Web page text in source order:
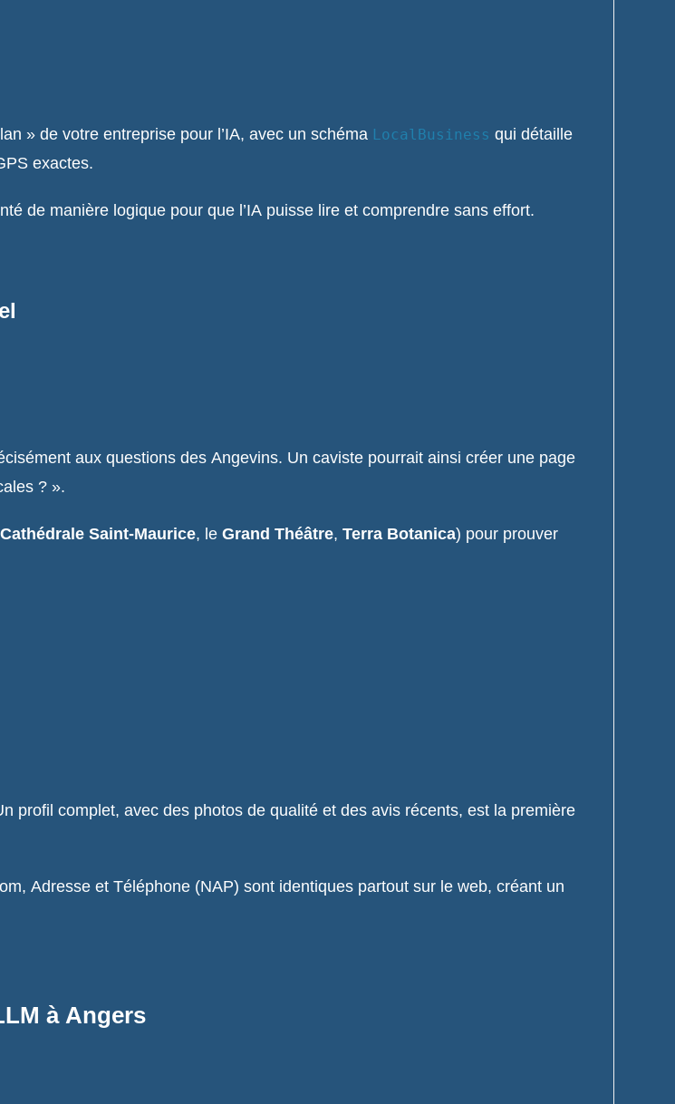
» de votre entreprise pour l’IA, avec un schéma LocalBusiness qui détaille
exactes.
de manière logique pour que l’IA puisse lire et comprendre sans effort.
aux questions des Angevins. Un caviste pourrait ainsi créer une page
? ».
Cathédrale Saint-Maurice, leGrand Théâtre,Terra Botanica) pour prouver
profil complet, avec des photos de qualité et des avis récents, est la première
Adresse et Téléphone (NAP) sont identiques partout sur le web, créant un
à Angers